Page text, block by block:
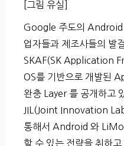
[그림 유실]
Google 주도의 Android
업자들과 제조사들의 발
SKAF(SK Application
OS를 기반으로 개발된
완충 Layer 를 공개하고
JIL(Joint Innovation
통해서 Android 와
할 수 있는 전략을 취하